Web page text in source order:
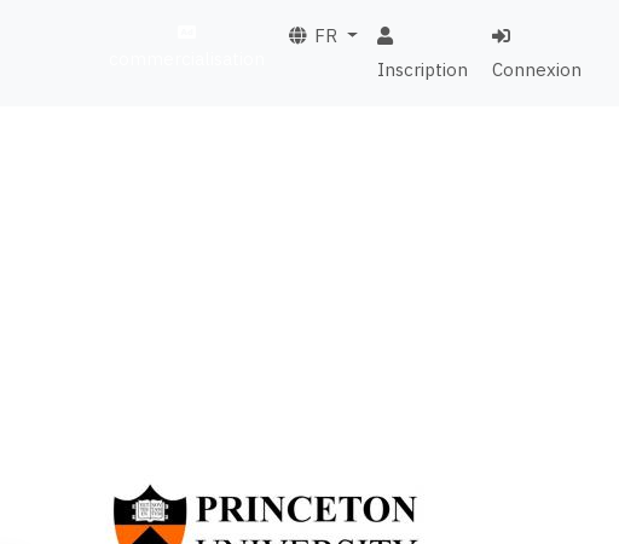
FR
Inscription
Connexion